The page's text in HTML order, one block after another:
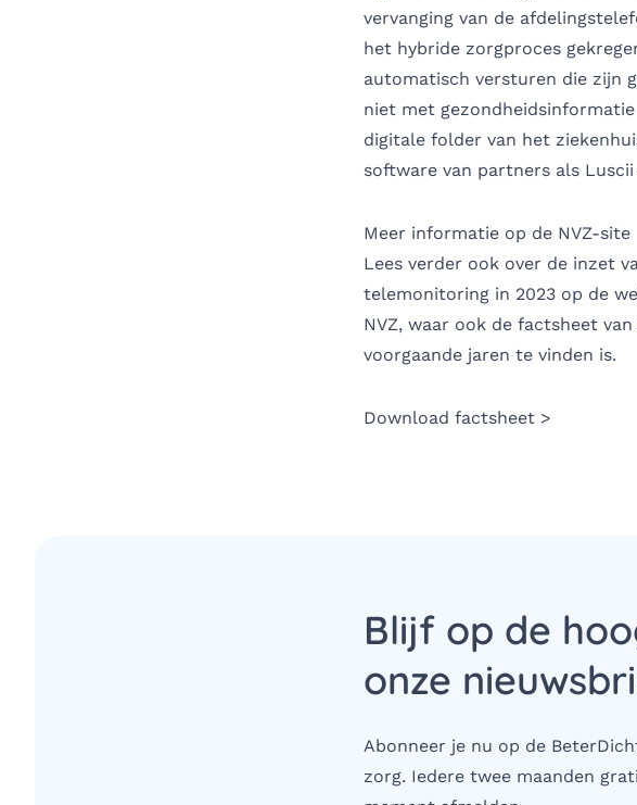
vervanging van de
het hybride zorgproces
automatisch versturen die zijn
niet met
digitale folder van het
software van partners als
Meer informatie op de NVZ-site
Lees verder ook over de inzet
telemonitoring in 2023 op de
NVZ, waar ook de factsheet van
voorgaande jaren te vinden is.
Download factsheet >
Blijf op de
onze
Abonneer je nu op de
zorg. Iedere twee maanden